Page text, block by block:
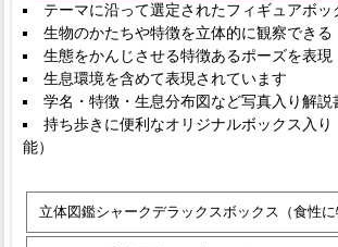
テーマに沿って選定されたフィギュアボッ
生物のかたちや特徴を立体的に観察できる
生態をかんじさせる特徴あるポーズを表現
生息環境を含めて表現されています
学名・特徴・生息分布図など写真入り解説
持ち歩きに便利なオリジナルボックス入
能）
立体図鑑シャークデラックスボックス（食性に